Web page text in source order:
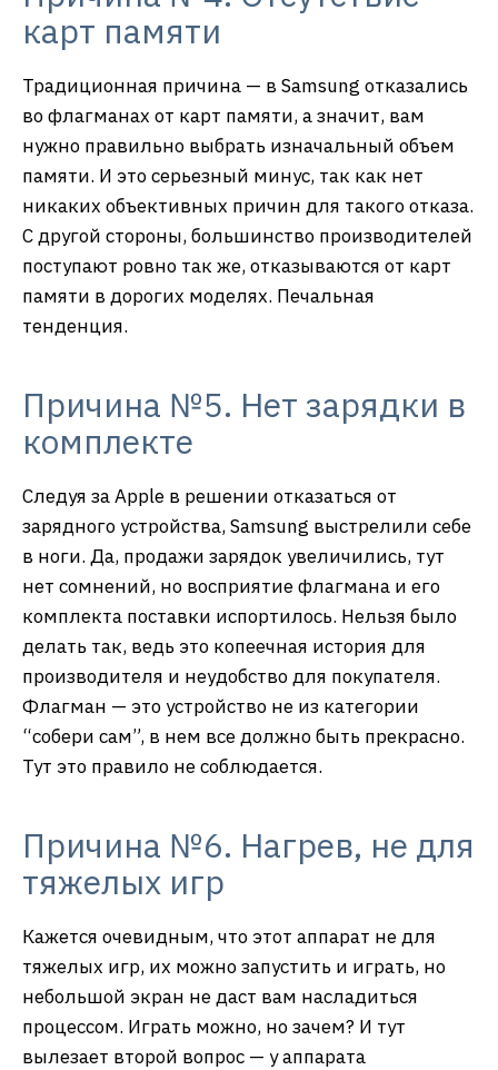
карт памяти
Традиционная причина — в Samsung отказались
во флагманах от карт памяти, а значит, вам
нужно правильно выбрать изначальный объем
памяти. И это серьезный минус, так как нет
никаких объективных причин для такого отказа.
С другой стороны, большинство производителей
поступают ровно так же, отказываются от карт
памяти в дорогих моделях. Печальная
тенденция.
Причина №5. Нет зарядки в
комплекте
Следуя за Apple в решении отказаться от
зарядного устройства, Samsung выстрелили себе
в ноги. Да, продажи зарядок увеличились, тут
нет сомнений, но восприятие флагмана и его
комплекта поставки испортилось. Нельзя было
делать так, ведь это копеечная история для
производителя и неудобство для покупателя.
Флагман — это устройство не из категории
“собери сам”, в нем все должно быть прекрасно.
Тут это правило не соблюдается.
Причина №6. Нагрев, не для
тяжелых игр
Кажется очевидным, что этот аппарат не для
тяжелых игр, их можно запустить и играть, но
небольшой экран не даст вам насладиться
процессом. Играть можно, но зачем? И тут
вылезает второй вопрос — у аппарата